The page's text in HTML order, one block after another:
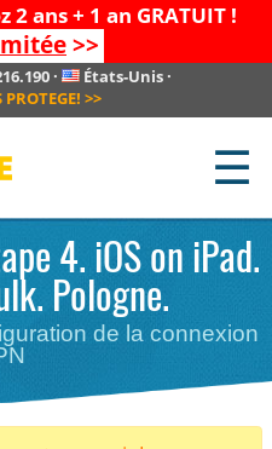
2 ans + 1 an GRATUIT !
>>
· États-Unis ·
>>
☰
4. iOS on iPad.
Pologne.
de la connexion